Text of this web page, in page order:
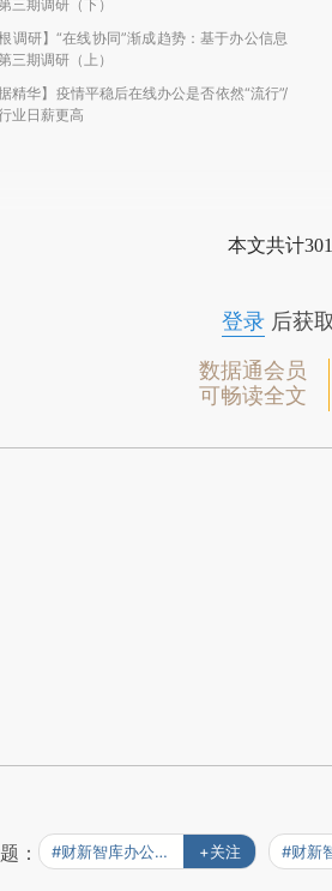
三期调研（下）
根调研】“在线协同”渐成趋势：基于办公信息
三期调研（上）
据精华】疫情平稳后在线办公是否依然“流行”/
业日薪更高
本文共计
登录后获
数据通会员
可畅读全文
： #财新智库办公信息化调研 +关注